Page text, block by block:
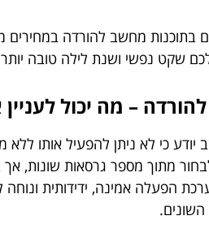
בתוכנות מחשב להורדה
שקט נפשי ושנת לילה טובה
– מה יכול
לבחור מתוך מספר גרסאות שונות,
הפעלה אמינה, ידידותית